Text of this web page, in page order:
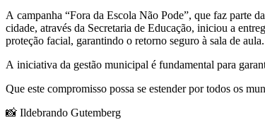
A campanha “Fora da Escola Não Pode”, que faz parte
cidade, através da Secretaria de Educação, iniciou a
proteção facial, garantindo o retorno seguro à sala de aula.
A iniciativa da gestão municipal é fundamental para
Que este compromisso possa se estender por todos os
📸 Ildebrando Gutemberg